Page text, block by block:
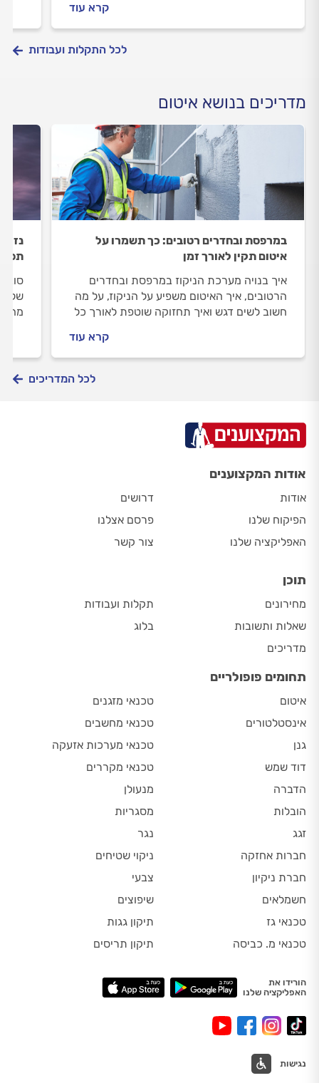
קרא עוד
לכל התקלות ועבודות
מדריכים בנושא איטום
במרפסת ובחדרים רטובים: כך תשמרו על
איטום תקין לאורך זמן
איך בנויה מערכת הניקוז במרפסת ובחדרים
הרטובים, איך האיטום משפיע על הניקוז, על מה
חשוב לשים דגש ואיך תחזוקה שוטפת לאורך כל
שלפניכם.
קרא עוד
מה
לכל המדריכים
אודות המקצוענים
אודות
הפיקוח שלנו
האפליקציה שלנו
דרושים
פרסם אצלנו
צור קשר
תוכן
מחירונים
שאלות ותשובות
מדריכים
תקלות ועבודות
בלוג
תחומים פופולריים
איטום
אינסטלטורים
גנן
דוד שמש
הדברה
הובלות
זגג
חברות אחזקה
חברת ניקיון
חשמלאים
טכנאי גז
טכנאי מ. כביסה
טכנאי מזגנים
טכנאי מחשבים
טכנאי מערכות אזעקה
טכנאי מקררים
מנעולן
מסגריות
נגר
ניקוי שטיחים
צבעי
שיפוצים
תיקון גגות
תיקון תריסים
הורידו את
האפליקציה שלנו
נגישות